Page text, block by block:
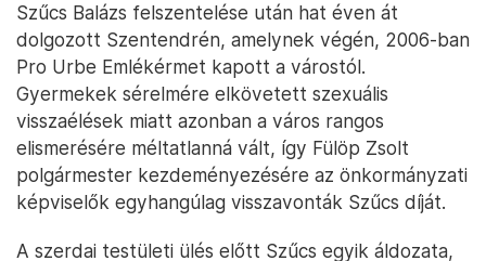
Szűcs Balázs felszentelése után hat éven át
dolgozott Szentendrén, amelynek végén, 2006-ban
Pro Urbe Emlékérmet kapott a várostól.
Gyermekek sérelmére elkövetett szexuális
visszaélések miatt azonban a város rangos
elismerésére méltatlanná vált, így Fülöp Zsolt
polgármester kezdeményezésére az önkormányzati
képviselők egyhangúlag visszavonták Szűcs díját.
A szerdai testületi ülés előtt Szűcs egyik áldozata,